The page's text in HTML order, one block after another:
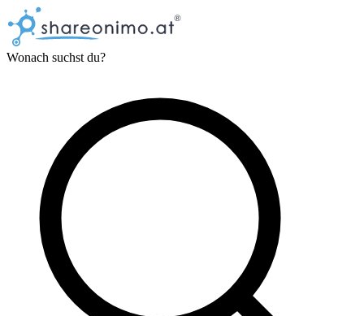
Wonach suchst du?